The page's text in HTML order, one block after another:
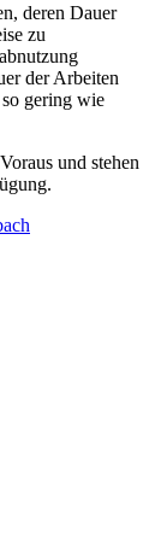
deren Dauer
zu
der Arbeiten
gering wie
und stehen